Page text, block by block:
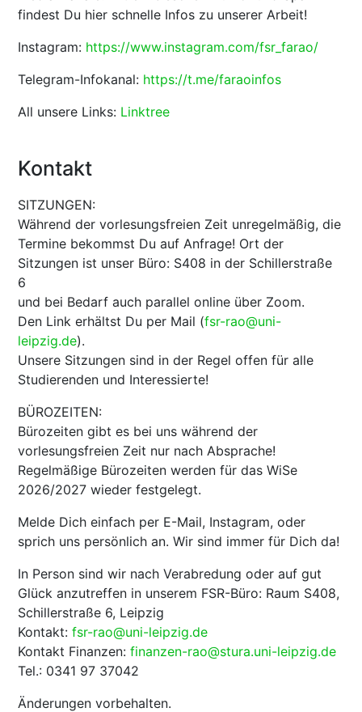
findest Du hier schnelle Infos zu unserer Arbeit!
Instagram: https://www.instagram.com/fsr_farao/
Telegram-Infokanal: https://t.me/faraoinfos
All unsere Links: Linktree
Kontakt
SITZUNGEN:
Während der vorlesungsfreien Zeit unregelmäßig, die
Termine bekommst Du auf Anfrage! Ort der
Sitzungen ist unser Büro: S408 in der Schillerstraße
6
und bei Bedarf auch parallel online über Zoom.
Den Link erhältst Du per Mail (fsr-rao@uni-
leipzig.de).
Unsere Sitzungen sind in der Regel offen für alle
Studierenden und Interessierte!
BÜROZEITEN:
Bürozeiten gibt es bei uns während der
vorlesungsfreien Zeit nur nach Absprache!
Regelmäßige Bürozeiten werden für das WiSe
2026/2027 wieder festgelegt.
Melde Dich einfach per E-Mail, Instagram, oder
sprich uns persönlich an. Wir sind immer für Dich da!
In Person sind wir nach Verabredung oder auf gut
Glück anzutreffen in unserem FSR-Büro: Raum S408,
Schillerstraße 6, Leipzig
Kontakt:fsr-rao@uni-leipzig.de
Kontakt Finanzen:finanzen-rao@stura.uni-leipzig.de
Tel.: 0341 97 37042
Änderungen vorbehalten.